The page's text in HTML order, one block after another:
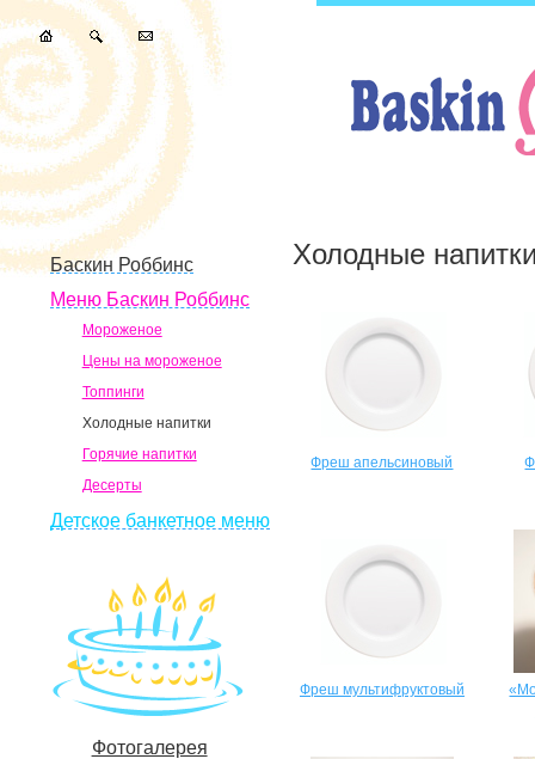
Баскин Роббинс
Меню Баскин Роббинс
Мороженое
Цены на мороженое
Топпинги
Холодные напитки
Горячие напитки
Десерты
Детское банкетное меню
Фотогалерея
Холодные
Фреш апельсиновый
Фреш мультифруктовый